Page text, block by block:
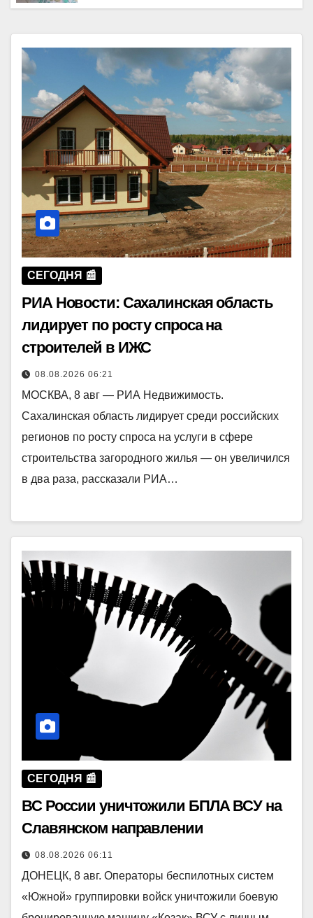
СЕГОДНЯ 📰
РИА Новости: Сахалинская область
лидирует по росту спроса на
строителей в ИЖС
08.08.2026 06:21
МОСКВА, 8 авг — РИА Недвижимость.
Сахалинская область лидирует среди российских
регионов по росту спроса на услуги в сфере
строительства загородного жилья — он увеличился
в два раза, рассказали РИА…
СЕГОДНЯ 📰
ВС России уничтожили БПЛА ВСУ на
Славянском направлении
08.08.2026 06:11
ДОНЕЦК, 8 авг. Операторы беспилотных систем
«Южной» группировки войск уничтожили боевую